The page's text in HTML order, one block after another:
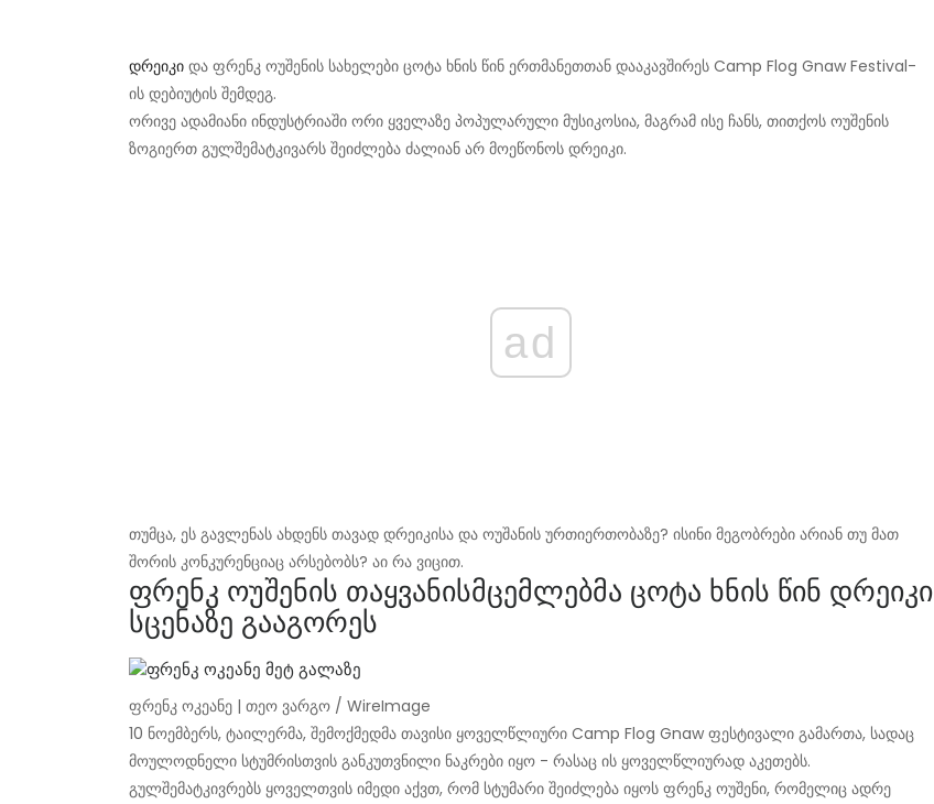
დრეიკი და ფრენკ ოუშენის სახელები ცოტა ხნის წინ ერთმანეთთან დააკავშირეს Camp Flog Gnaw Festival-
ის დებიუტის შემდეგ.
ორივე ადამიანი ინდუსტრიაში ორი ყველაზე პოპულარული მუსიკოსია, მაგრამ ისე ჩანს, თითქოს ოუშენის
ზოგიერთ გულშემატკივარს შეიძლება ძალიან არ მოეწონოს დრეიკი.
ad
თუმცა, ეს გავლენას ახდენს თავად დრეიკისა და ოუშანის ურთიერთობაზე? ისინი მეგობრები არიან თუ მათ
შორის კონკურენციაც არსებობს? აი რა ვიცით.
ფრენკ ოუშენის თაყვანისმცემლებმა ცოტა ხნის წინ დრეიკი
სცენაზე გააგორეს
ფრენკ ოკეანე | თეო ვარგო / WireImage
10 ნოემბერს, ტაილერმა, შემოქმედმა თავისი ყოველწლიური Camp Flog Gnaw ფესტივალი გამართა, სადაც
მოულოდნელი სტუმრისთვის განკუთვნილი ნაკრები იყო - რასაც ის ყოველწლიურად აკეთებს.
გულშემატკივრებს ყოველთვის იმედი აქვთ, რომ სტუმარი შეიძლება იყოს ფრენკ ოუშენი, რომელიც ადრე